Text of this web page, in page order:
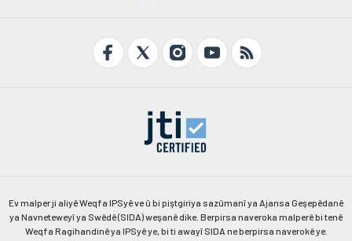
Ev malper ji aliyê Weqfa IPSyê ve û bi piştgiriya sazûmanî ya Ajansa Geşepêdanê
ya Navneteweyî ya Swêdê (SIDA) weşanê dike. Berpirsa naveroka malperê bi tenê
Weqfa Ragihandinê ya IPSyê ye, bi ti awayî SIDA ne berpirsa naverokê ye.